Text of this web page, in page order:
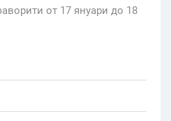
от 17 януари до 18